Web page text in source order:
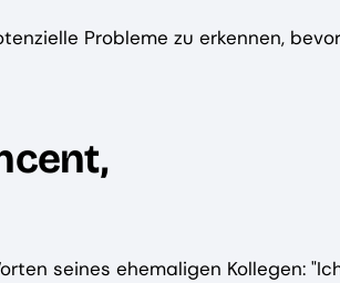
Probleme zu erkennen,
seines ehemaligen Kollegen: